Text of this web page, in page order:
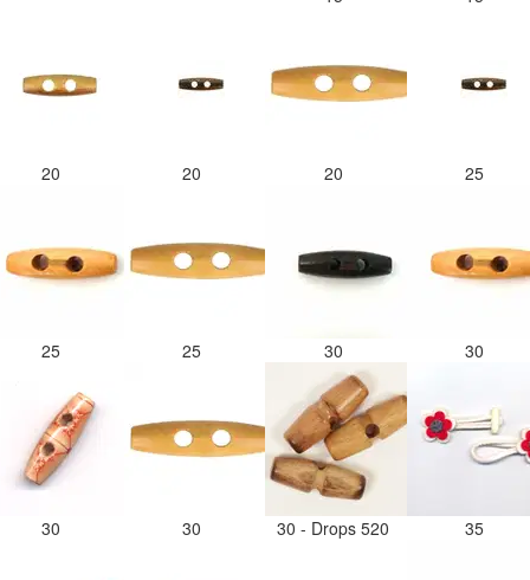
20 20 20 25
25 25 30 30
30 30 30 - Drops 520 35